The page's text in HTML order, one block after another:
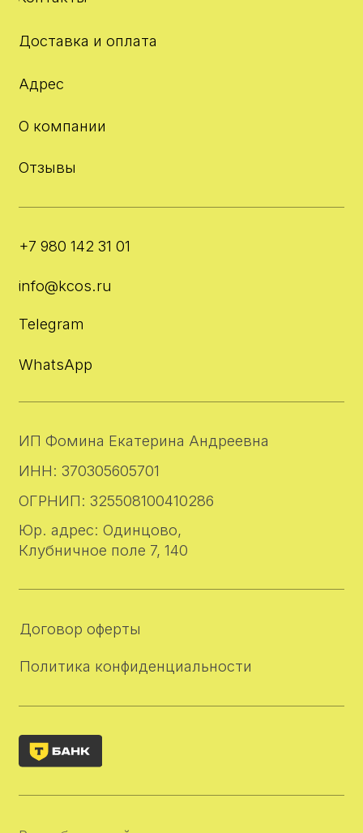
ИП Фомина Екатерина Андреевна
Юр. адрес: Одинцово,
Договор оферты
Политика конфиденциальности
Разработка сайта под ключ
WhatsApp